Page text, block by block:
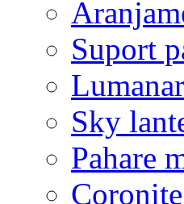
Suport
Sky
Pahare